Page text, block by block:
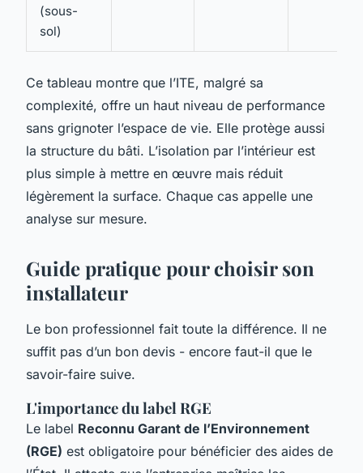
(sous-
sol)
Ce tableau montre que l’ITE, malgré sa
complexité, offre un haut niveau de performance
sans grignoter l’espace de vie. Elle protège aussi
la structure du bâti. L’isolation par l’intérieur est
plus simple à mettre en œuvre mais réduit
légèrement la surface. Chaque cas appelle une
analyse sur mesure.
Guide pratique pour choisir son
installateur
Le bon professionnel fait toute la différence. Il ne
suffit pas d’un bon devis - encore faut-il que le
savoir-faire suive.
L'importance du label RGE
Le label Reconnu Garant de l’Environnement
(RGE) est obligatoire pour bénéficier des aides de